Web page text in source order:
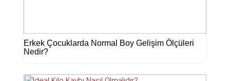
Erkek Çocuklarda Normal Boy Gelişim Ölçüleri
Nedir?